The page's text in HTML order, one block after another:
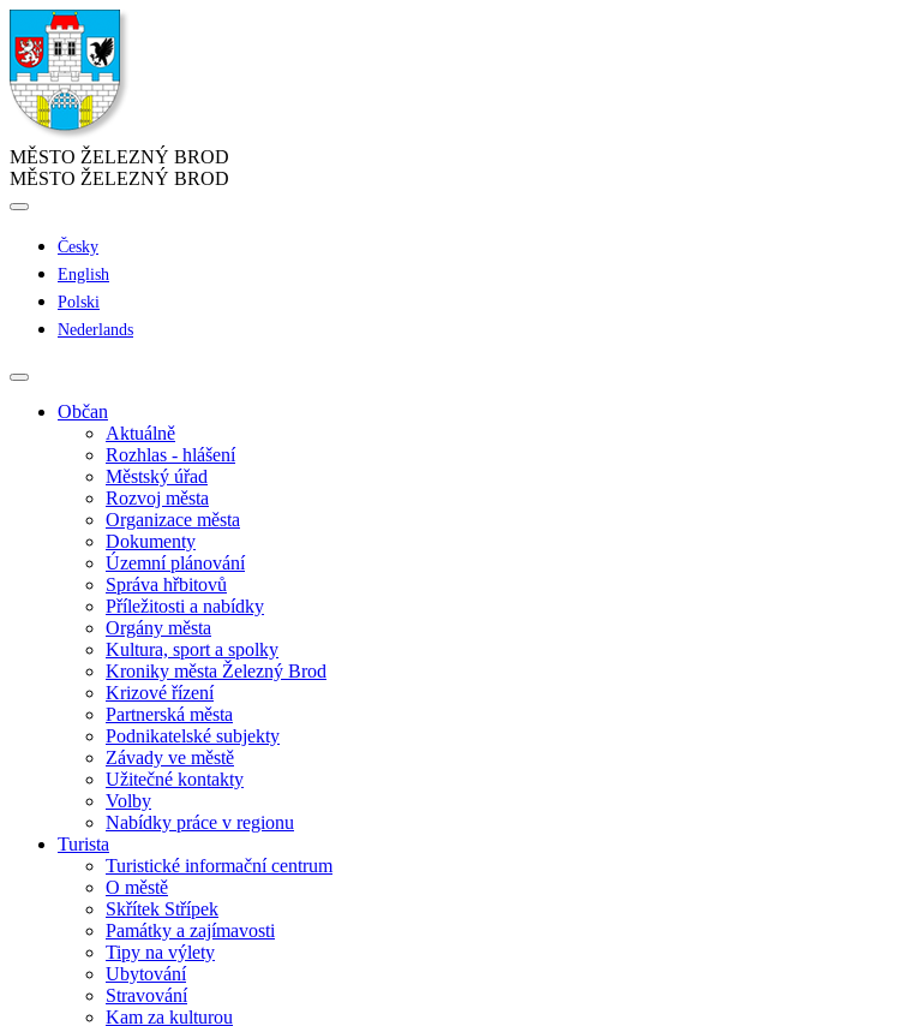
MĚSTO ŽELEZNÝ BROD
MĚSTO ŽELEZNÝ BROD
Česky
English
Polski
Nederlands
Občan
Aktuálně
Rozhlas - hlášení
Městský úřad
Rozvoj města
Organizace města
Dokumenty
Územní plánování
Správa hřbitovů
Příležitosti a nabídky
Orgány města
Kultura, sport a spolky
Kroniky města Železný Brod
Krizové řízení
Partnerská města
Podnikatelské subjekty
Závady ve městě
Užitečné kontakty
Volby
Nabídky práce v regionu
Turista
Turistické informační centrum
O městě
Skřítek Střípek
Památky a zajímavosti
Tipy na výlety
Ubytování
Stravování
Kam za kulturou